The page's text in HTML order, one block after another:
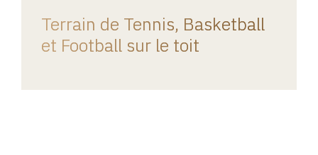
Terrain de Tennis, Basketball
et Football sur le toit